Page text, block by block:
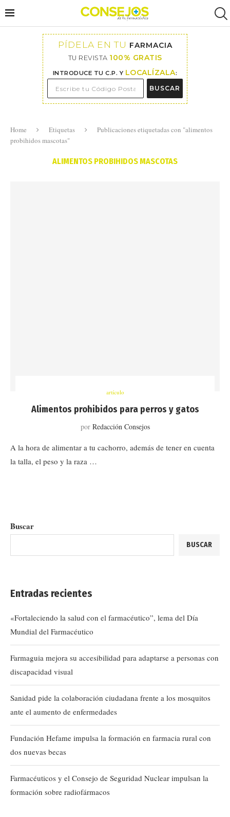
PÍDELA EN TU FARMACIA
TU REVISTA 100% GRATIS
INTRODUCE TU C.P. Y LOCALÍZALA:
BUSCAR
Home Etiquetas
Publicaciones etiquetadas con "alimentos
probihidos mascotas"
ALIMENTOS PROBIHIDOS MASCOTAS
artículo
Alimentos prohibidos para perros y gatos
por Redacción Consejos
A la hora de alimentar a tu cachorro, además de tener en cuenta
la talla, el peso y la raza …
Buscar
BUSCAR
Entradas recientes
«Fortaleciendo la salud con el farmacéutico”, lema del Día
Mundial del Farmacéutico
Farmaguia mejora su accesibilidad para adaptarse a personas con
discapacidad visual
Sanidad pide la colaboración ciudadana frente a los mosquitos
ante el aumento de enfermedades
Fundación Hefame impulsa la formación en farmacia rural con
dos nuevas becas
Farmacéuticos y el Consejo de Seguridad Nuclear impulsan la
formación sobre radiofármacos